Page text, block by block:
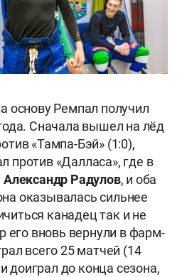
основу Ремпал получил
Сначала вышел на лёд
«Тампа-Бэй» (1:0),
против «Далласа», где в
Александр Радулов, и оба
оказывалась сильнее
канадец так и не
его вновь вернули в фарм-
всего 25 матчей (14
доиграл до конца сезона,